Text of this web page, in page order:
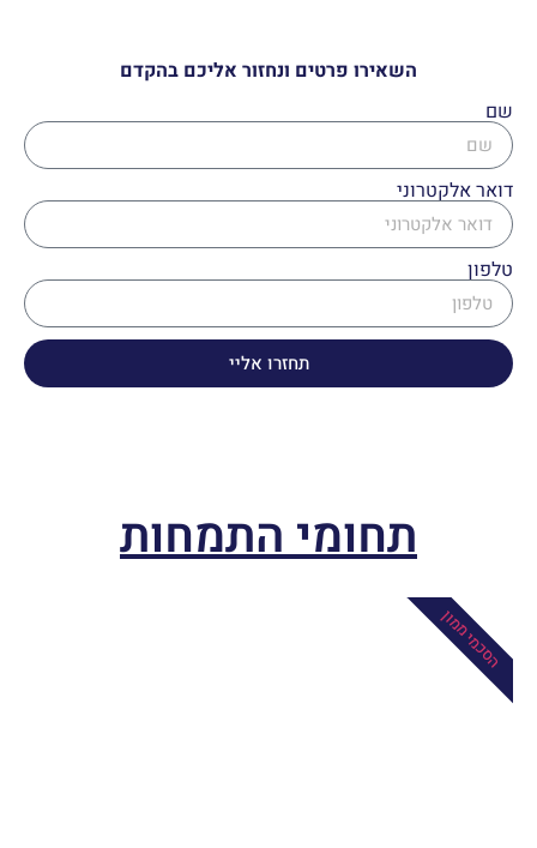
השאירו פרטים ונחזור אליכם בהקדם
שם
דואר אלקטרוני
טלפון
תחזרו אליי
תחומי התמחות
הסכמי ממון